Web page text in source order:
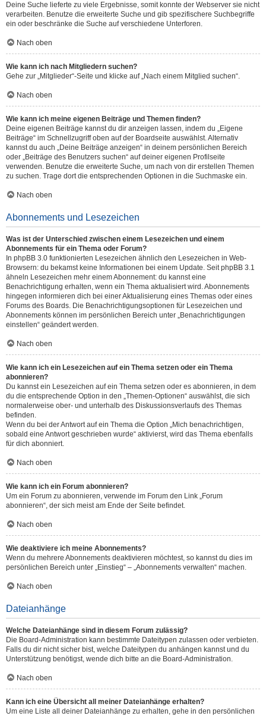
Deine Suche lieferte zu viele Ergebnisse, somit konnte der Webserver sie nicht
verarbeiten. Benutze die erweiterte Suche und gib spezifischere Suchbegriffe
ein oder beschränke die Suche auf verschiedene Unterforen.
Nach oben
Wie kann ich nach Mitgliedern suchen?
Gehe zur „Mitglieder“-Seite und klicke auf „Nach einem Mitglied suchen“.
Nach oben
Wie kann ich meine eigenen Beiträge und Themen finden?
Deine eigenen Beiträge kannst du dir anzeigen lassen, indem du „Eigene
Beiträge“ im Schnellzugriff oben auf der Boardseite auswählst. Alternativ
kannst du auch „Deine Beiträge anzeigen“ in deinem persönlichen Bereich
oder „Beiträge des Benutzers suchen“ auf deiner eigenen Profilseite
verwenden. Benutze die erweiterte Suche, um nach von dir erstellen Themen
zu suchen. Trage dort die entsprechenden Optionen in die Suchmaske ein.
Nach oben
Abonnements und Lesezeichen
Was ist der Unterschied zwischen einem Lesezeichen und einem
Abonnements für ein Thema oder Forum?
In phpBB 3.0 funktionierten Lesezeichen ähnlich den Lesezeichen in Web-
Browsern: du bekamst keine Informationen bei einem Update. Seit phpBB 3.1
ähneln Lesezeichen mehr einem Abonnement: du kannst eine
Benachrichtigung erhalten, wenn ein Thema aktualisiert wird. Abonnements
hingegen informieren dich bei einer Aktualisierung eines Themas oder eines
Forums des Boards. Die Benachrichtigungsoptionen für Lesezeichen und
Abonnements können im persönlichen Bereich unter „Benachrichtigungen
einstellen“ geändert werden.
Nach oben
Wie kann ich ein Lesezeichen auf ein Thema setzen oder ein Thema
abonnieren?
Du kannst ein Lesezeichen auf ein Thema setzen oder es abonnieren, in dem
du die entsprechende Option in den „Themen-Optionen“ auswählst, die sich
normalerweise ober- und unterhalb des Diskussionsverlaufs des Themas
befinden.
Wenn du bei der Antwort auf ein Thema die Option „Mich benachrichtigen,
sobald eine Antwort geschrieben wurde“ aktivierst, wird das Thema ebenfalls
für dich abonniert.
Nach oben
Wie kann ich ein Forum abonnieren?
Um ein Forum zu abonnieren, verwende im Forum den Link „Forum
abonnieren“, der sich meist am Ende der Seite befindet.
Nach oben
Wie deaktiviere ich meine Abonnements?
Wenn du mehrere Abonnements deaktivieren möchtest, so kannst du dies im
persönlichen Bereich unter „Einstieg“ – „Abonnements verwalten“ machen.
Nach oben
Dateianhänge
Welche Dateianhänge sind in diesem Forum zulässig?
Die Board-Administration kann bestimmte Dateitypen zulassen oder verbieten.
Falls du dir nicht sicher bist, welche Dateitypen du anhängen kannst und du
Unterstützung benötigst, wende dich bitte an die Board-Administration.
Nach oben
Kann ich eine Übersicht all meiner Dateianhänge erhalten?
Um eine Liste all deiner Dateianhänge zu erhalten, gehe in den persönlichen